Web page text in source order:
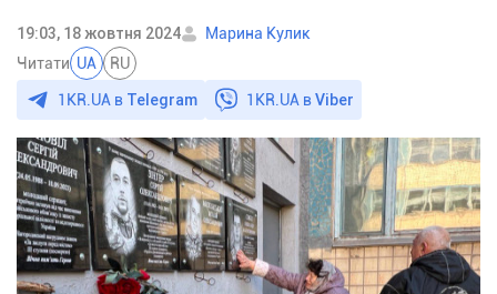
19:03, 18 жовтня 2024
Марина Кулик
Читати UA RU
1KR.UA в Telegram 1KR.UA вViber